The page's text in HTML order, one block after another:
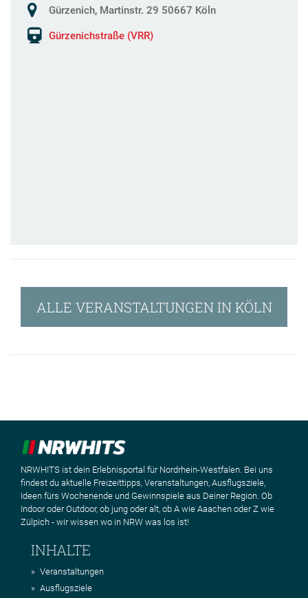
Gürzenich, Martinstr. 29 50667 Köln
Gürzenichstraße (VRR)
ALLE VERANSTALTUNGEN IN KÖLN
NRWHITS ist dein Erlebnisportal für Nordrhein-Westfalen. Bei uns
findest du aktuelle Freizeittipps, Veranstaltungen, Ausflugsziele,
Ideen fürs Wochenende und Gewinnspiele aus Deiner Region. Ob
Indoor oder Outdoor, ob jung oder alt, ob A wie Aaachen oder Z wie
Zülpich - wir wissen wo in NRW was los ist!
INHALTE
Veranstaltungen
Ausflugsziele